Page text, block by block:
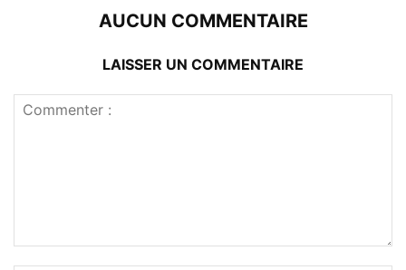
AUCUN COMMENTAIRE
LAISSER UN COMMENTAIRE